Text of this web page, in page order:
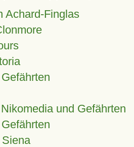
Achard-Finglas
und Gefährten